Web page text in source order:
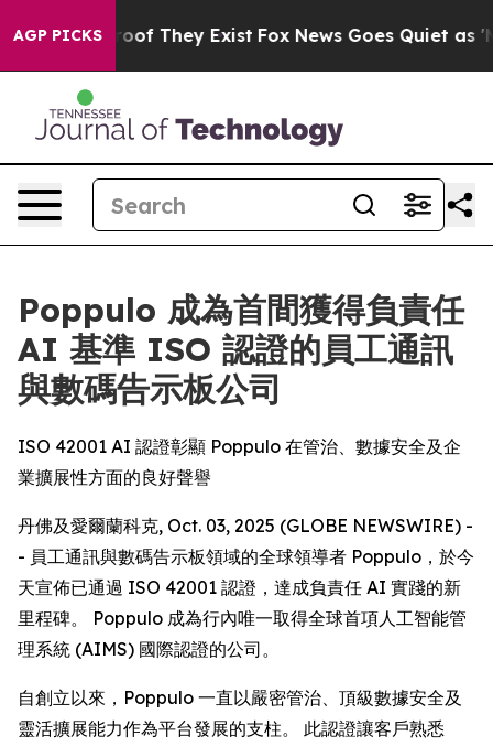
AGP PICKS
no Proof They Exist Fox News Goes Quiet as
Poppulo 成為首間獲得負責任
AI 基準 ISO 認證的員工通訊
與數碼告示板公司
ISO 42001 AI 認證彰顯 Poppulo 在管治、數據安全及企
業擴展性方面的良好聲譽
丹佛及愛爾蘭科克, Oct. 03, 2025 (GLOBE NEWSWIRE) -
- 員工通訊與數碼告示板領域的全球領導者 Poppulo，於今
天宣佈已通過 ISO 42001 認證，達成負責任 AI 實踐的新
里程碑。 Poppulo 成為行內唯一取得全球首項人工智能管
理系統 (AIMS) 國際認證的公司。
自創立以來，Poppulo 一直以嚴密管治、頂級數據安全及
靈活擴展能力作為平台發展的支柱。 此認證讓客戶熟悉